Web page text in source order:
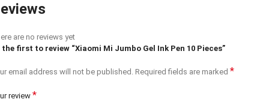
are no reviews yet
the first to review “Xiaomi Mi Jumbo Gel Ink Pen 10 Pieces”
email address will not be published. Required fields are marked *
review *